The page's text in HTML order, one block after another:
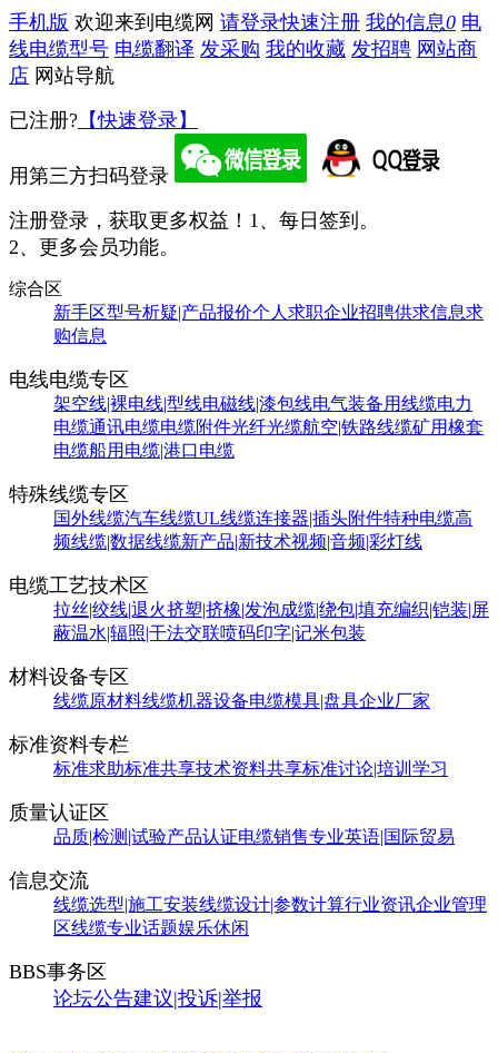
手机版 欢迎来到电缆网 请登录快速注册 我的信息0 电
线电缆型号 电缆翻译 发采购 我的收藏 发招聘 网站商
店 网站导航
已注册? 【快速登录】
用第三方扫码登录
注册登录，获取更多权益！ 1、每日签到。
2、更多会员功能。
综合区
新手区型号析疑|产品报价个人求职企业招聘供求信息求
购信息
电线电缆专区
架空线|裸电线|型线电磁线|漆包线电气装备用线缆电力
电缆通讯电缆电缆附件光纤光缆航空|铁路线缆矿用橡套
电缆船用电缆|港口电缆
特殊线缆专区
国外线缆汽车线缆UL线缆连接器|插头附件特种电缆高
频线缆|数据线缆新产品|新技术视频|音频|彩灯线
电缆工艺技术区
拉丝|绞线|退火挤塑|挤橡|发泡成缆|绕包|填充编织|铠装|屏
蔽温水|辐照|干法交联喷码印字|记米包装
材料设备专区
线缆原材料线缆机器设备电缆模具|盘具企业厂家
标准资料专栏
标准求助标准共享技术资料共享标准讨论|培训学习
质量认证区
品质|检测|试验产品认证电缆销售专业英语|国际贸易
信息交流
线缆选型|施工安装线缆设计|参数计算行业资讯企业管理
区线缆专业话题娱乐休闲
BBS事务区
论坛公告建议|投诉|举报